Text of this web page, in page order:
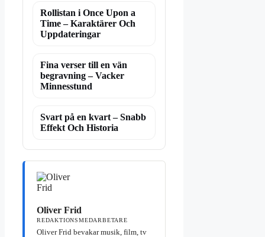
Rollistan i Once Upon a
Time – Karaktärer Och
Uppdateringar
Fina verser till en vän
begravning – Vacker
Minnesstund
Svart på en kvart – Snabb
Effekt Och Historia
Oliver Frid
REDAKTIONSMEDARBETARE
Oliver Frid bevakar musik, film, tv